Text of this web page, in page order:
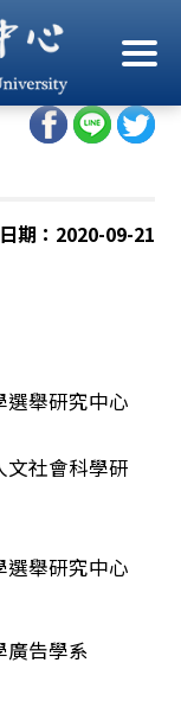
日期：2020-09-21
選舉研究中心
文社會科學研
選舉研究中心
廣告學系